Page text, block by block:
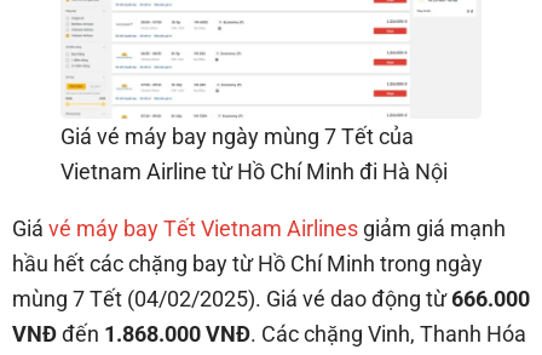
Giá vé máy bay ngày mùng 7 Tết của
Vietnam Airline từ Hồ Chí Minh đi Hà Nội
Giá vé máy bay Tết Vietnam Airlines giảm giá mạnh
hầu hết các chặng bay từ Hồ Chí Minh trong ngày
mùng 7 Tết (04/02/2025). Giá vé dao động từ666.000
VNĐđến 1.868.000 VNĐ. Các chặng Vinh, Thanh Hóa